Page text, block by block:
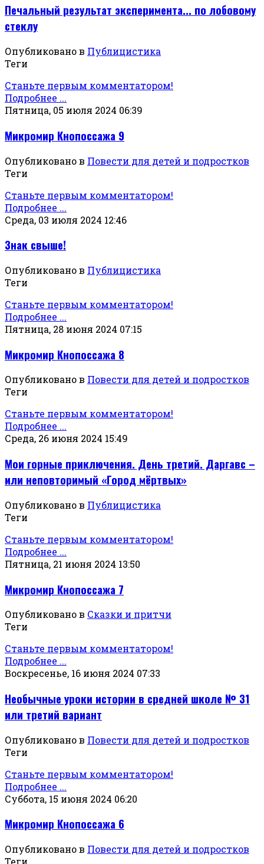
Печальный результат эксперимента... по лобовому
стеклу
Опубликовано в Публицистика
Теги
Станьте первым комментатором!
Подробнее ...
Пятница, 05 июля 2024 06:39
Микромир Кнопоссажа 9
Опубликовано в Повести для детей и подростков
Теги
Станьте первым комментатором!
Подробнее ...
Среда, 03 июля 2024 12:46
Знак свыше!
Опубликовано в Публицистика
Теги
Станьте первым комментатором!
Подробнее ...
Пятница, 28 июня 2024 07:15
Микромир Кнопоссажа 8
Опубликовано в Повести для детей и подростков
Теги
Станьте первым комментатором!
Подробнее ...
Среда, 26 июня 2024 15:49
Мои горные приключения. День третий. Даргавс –
или неповторимый «Город мёртвых»
Опубликовано в Публицистика
Теги
Станьте первым комментатором!
Подробнее ...
Пятница, 21 июня 2024 13:50
Микромир Кнопоссажа 7
Опубликовано в Сказки и притчи
Теги
Станьте первым комментатором!
Подробнее ...
Воскресенье, 16 июня 2024 07:33
Необычные уроки истории в средней школе № 31
или третий вариант
Опубликовано в Повести для детей и подростков
Теги
Станьте первым комментатором!
Подробнее ...
Суббота, 15 июня 2024 06:20
Микромир Кнопоссажа 6
Опубликовано в Повести для детей и подростков
Теги